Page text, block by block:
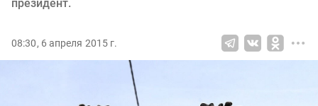
президент.
08:30, 6 апреля 2015 г.